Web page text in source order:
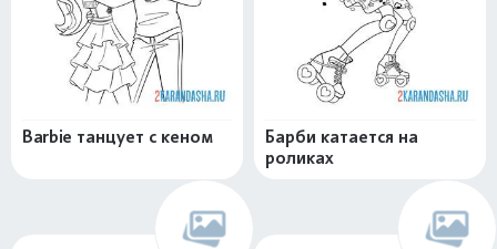
Barbie танцует с кеном
Барби катается на
роликах